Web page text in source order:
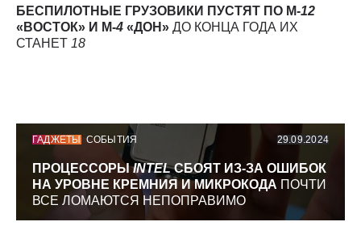
БЕСПИЛОТНЫЕ ГРУЗОВИКИ ПУСТЯТ ПО М-12
«ВОСТОК» И М-4 «ДОН» ДО КОНЦА ГОДА ИХ
СТАНЕТ 18
ГАДЖЕТЫ СОБЫТИЯ 29.09.2024
ПРОЦЕССОРЫINTELСБОЯТ ИЗ-ЗА ОШИБОК
НА УРОВНЕ КРЕМНИЯ И МИКРОКОДА ПОЧТИ
ВСЕ ЛОМАЮТСЯ НЕПОПРАВИМО